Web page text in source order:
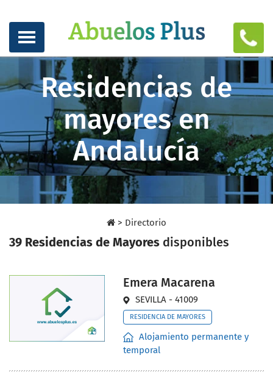
Residencias de
mayores en
Andalucía
> Directorio
39 Residencias de Mayores disponibles
Emera Macarena
SEVILLA - 41009
RESIDENCIA DE MAYORES
Alojamiento permanente y
temporal